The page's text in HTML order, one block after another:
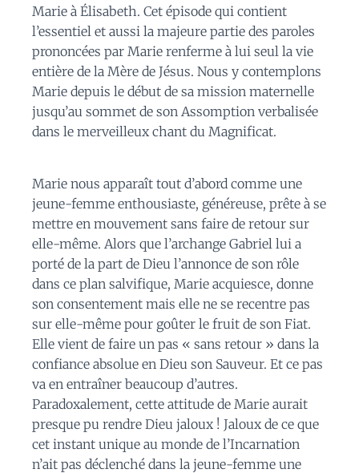
Marie à Élisabeth. Cet épisode qui contient
l’essentiel et aussi la majeure partie des paroles
prononcées par Marie renferme à lui seul la vie
entière de la Mère de Jésus. Nous y contemplons
Marie depuis le début de sa mission maternelle
jusqu’au sommet de son Assomption verbalisée
dans le merveilleux chant du Magnificat.
Marie nous apparaît tout d’abord comme une
jeune-femme enthousiaste, généreuse, prête à se
mettre en mouvement sans faire de retour sur
elle-même. Alors que l’archange Gabriel lui a
porté de la part de Dieu l’annonce de son rôle
dans ce plan salvifique, Marie acquiesce, donne
son consentement mais elle ne se recentre pas
sur elle-même pour goûter le fruit de son Fiat.
Elle vient de faire un pas « sans retour » dans la
confiance absolue en Dieu son Sauveur. Et ce pas
va en entraîner beaucoup d’autres.
Paradoxalement, cette attitude de Marie aurait
presque pu rendre Dieu jaloux ! Jaloux de ce que
cet instant unique au monde de l’Incarnation
n’ait pas déclenché dans la jeune-femme une